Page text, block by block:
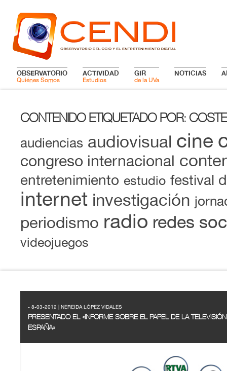
OBSERVATORIO
Quiénes Somos
ACTIVIDAD
Estudios
GIR
de la UVa
NOTICIAS
CONTENIDO ETIQUETADO POR:
audiencias audiovisual cine
congreso internacional
entretenimiento estudio festival
internet investigación
periodismo radio redes
videojuegos
- 8-03-2012 | NEREIDA LÓPEZ VIDALES
PRESENTADO EL «INFORME SOBRE EL PAPEL DE LA
ESPAÑA»